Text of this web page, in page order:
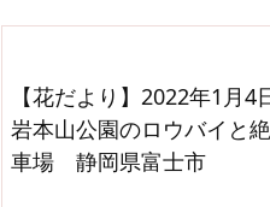
【花だより】2022年1
岩本山公園のロウバイと
車場 静岡県富士市